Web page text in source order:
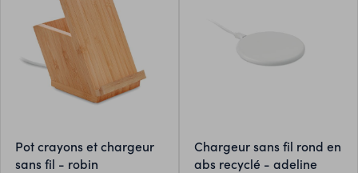
pot crayons et chargeur
sans fil - robin
chargeur sans fil rond en
abs recyclé - adeline